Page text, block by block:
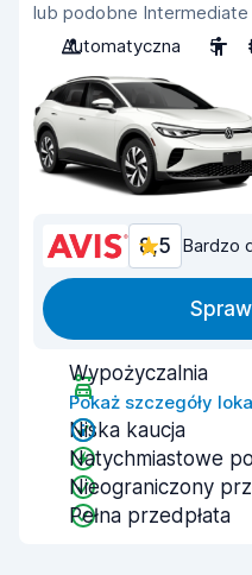
lub podobne
Automatyczna
5
8,5 Bardzo
Wypożyczalnia
Pokaż szczegóły
Niska kaucja
Natychmiastowe
Nieograniczony
Pełna przedpłata